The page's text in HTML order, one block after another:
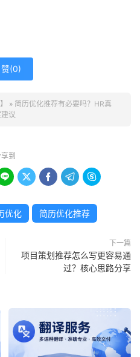
赞(0)
» 简历优化推荐有必要吗？HR真
建议
到
    
优化 简历优化推荐
下一篇
项目策划推荐怎么写更容易通
过？核心思路分享